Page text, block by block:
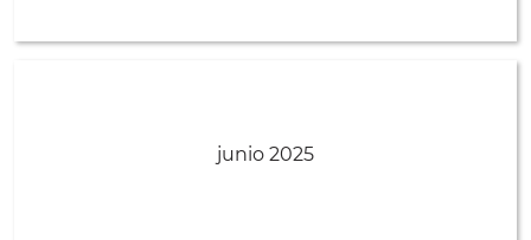
junio 2025